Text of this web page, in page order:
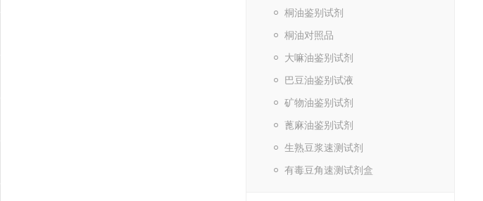
桐油鉴别试剂
桐油对照品
大嘛油鉴别试剂
巴豆油鉴别试液
矿物油鉴别试剂
蓖麻油鉴别试剂
生熟豆浆速测试剂
有毒豆角速测试剂盒